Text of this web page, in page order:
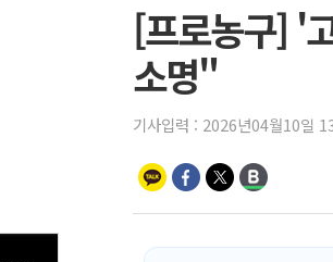
[프로농구] '
소명"
기사입력 : 2026년04월10일